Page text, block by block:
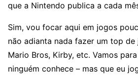
que a Nintendo publica a cada
Sim, vou focar aqui em jogos
não adianta nada fazer um top
Mario Bros, Kirby, etc. Vamos
ninguém conhece – mas que eu